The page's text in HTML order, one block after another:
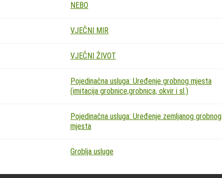
NEBO
VJEČNI MIR
VJEČNI ŽIVOT
Pojedinačna usluga: Uređenje grobnog mjesta
(imitacija grobnice,grobnica, okvir i sl.)
Pojedinačna usluga: Uređenje zemljanog grobnog
mjesta
Groblja usluge